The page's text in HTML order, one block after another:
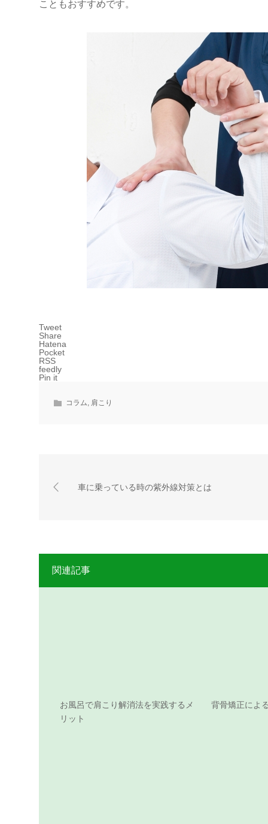
こともおすすめです。
Tweet
Share
Hatena
Pocket
RSS
feedly
Pin it
コラム 肩こり
車に乗っている時の紫外線対策とは
関連記事
お風呂で肩こり解消法を実践するメ
リット
背骨矯正によ